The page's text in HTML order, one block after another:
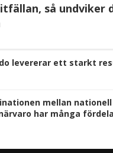
så undviker
levererar ett starkt
mellan
har många